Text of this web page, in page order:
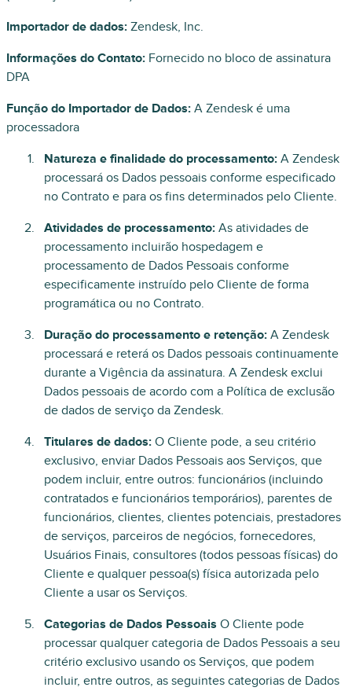
Importador de dados: Zendesk, Inc.
Informações do Contato: Fornecido no bloco de assinatura
DPA
Função do Importador de Dados: A Zendesk é uma
processadora
Natureza e finalidade do processamento: A Zendesk
processará os Dados pessoais conforme especificado
no Contrato e para os fins determinados pelo Cliente.
Atividades de processamento: As atividades de
processamento incluirão hospedagem e
processamento de Dados Pessoais conforme
especificamente instruído pelo Cliente de forma
programática ou no Contrato.
Duração do processamento e retenção: A Zendesk
processará e reterá os Dados pessoais continuamente
durante a Vigência da assinatura. A Zendesk exclui
Dados pessoais de acordo com a Política de exclusão
de dados de serviço da Zendesk.
Titulares de dados: O Cliente pode, a seu critério
exclusivo, enviar Dados Pessoais aos Serviços, que
podem incluir, entre outros: funcionários (incluindo
contratados e funcionários temporários), parentes de
funcionários, clientes, clientes potenciais, prestadores
de serviços, parceiros de negócios, fornecedores,
Usuários Finais, consultores (todos pessoas físicas) do
Cliente e qualquer pessoa(s) física autorizada pelo
Cliente a usar os Serviços.
Categorias de Dados Pessoais O Cliente pode
processar qualquer categoria de Dados Pessoais a seu
critério exclusivo usando os Serviços, que podem
incluir, entre outros, as seguintes categorias de Dados